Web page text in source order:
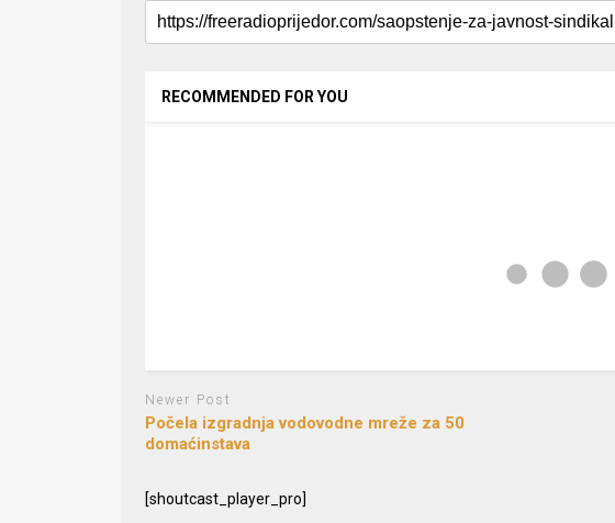
RECOMMENDED FOR YOU
Newer Post
Počela izgradnja vodovodne mreže za 50
domaćinstava
[shoutcast_player_pro]